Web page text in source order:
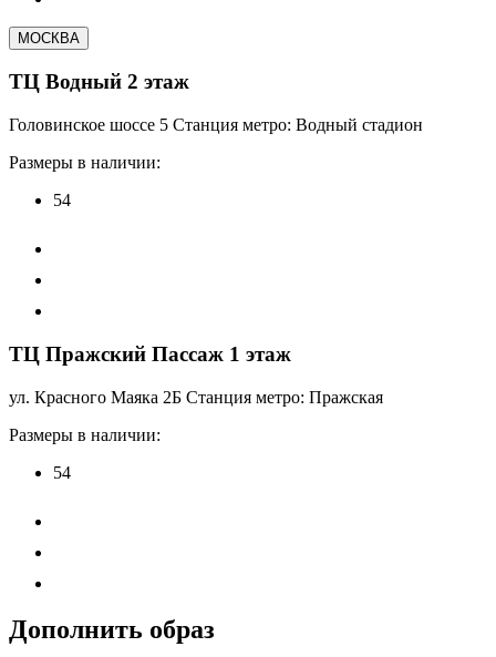
МОСКВА
ТЦ Водный 2 этаж
Головинское шоссе 5 Станция метро: Водный стадион
Размеры в наличии:
54
ТЦ Пражский Пассаж 1 этаж
ул. Красного Маяка 2Б Станция метро: Пражская
Размеры в наличии:
54
Дополнить образ